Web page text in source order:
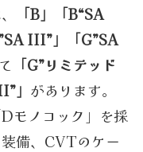
「B」「B“SA
III”」「G”SA
「G”リミテッド
」 があります。
モノコック」を採
備、CVTのケー